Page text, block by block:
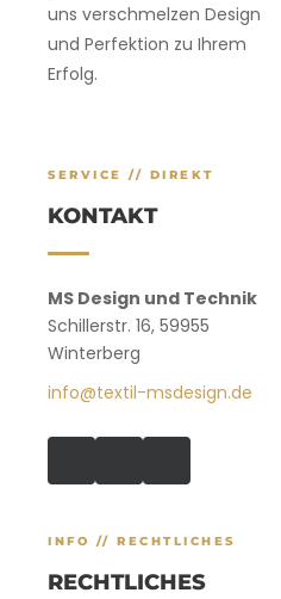
uns verschmelzen Design
und Perfektion zu Ihrem
Erfolg.
SERVICE // DIREKT
KONTAKT
MS Design und Technik
Schillerstr. 16, 59955
Winterberg
info@textil-msdesign.de
INFO // RECHTLICHES
RECHTLICHES